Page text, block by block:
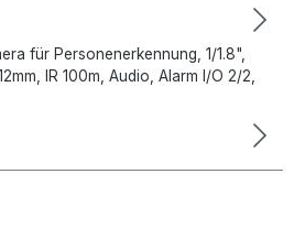
für Personenerkennung, 1/1.8",
IR 100m, Audio, Alarm I/O 2/2,